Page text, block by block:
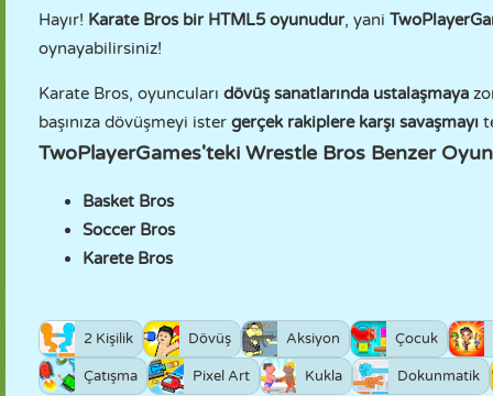
Hayır! Karate Bros bir HTML5 oyunudur, yani
oynayabilirsiniz!
Karate Bros, oyuncuları dövüş sanatlarında ustalaşmaya
başınıza dövüşmeyi ister gerçek rakiplere karşı savaşmayı
TwoPlayerGames'teki Wrestle Bros Benzer
Basket Bros
Soccer Bros
Karete Bros
2 Kişilik Dövüş Aksiyon Çocuk
Çatışma Pixel Art Kukla Dokunmatik